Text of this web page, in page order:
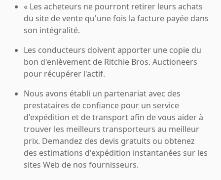
« Les acheteurs ne pourront retirer leurs achats
du site de vente qu'une fois la facture payée dans
son intégralité.
Les conducteurs doivent apporter une copie du
bon d'enlèvement de Ritchie Bros. Auctioneers
pour récupérer l'actif.
Nous avons établi un partenariat avec des
prestataires de confiance pour un service
d'expédition et de transport afin de vous aider à
trouver les meilleurs transporteurs au meilleur
prix. Demandez des devis gratuits ou obtenez
des estimations d'expédition instantanées sur les
sites Web de nos fournisseurs.